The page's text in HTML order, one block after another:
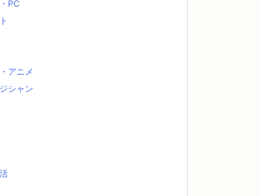
PC
アニメ
シャン